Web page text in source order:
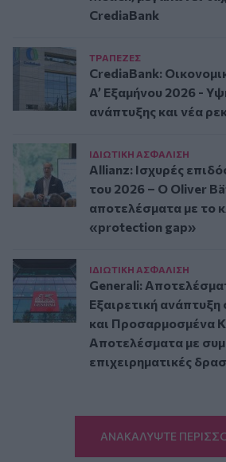
CrediaBank
ΤΡAΠΕΖΕΣ
CrediaBank:
A’ Εξαμήνου 2026 -
ανάπτυξης και νέα
ΙΔΙΩΤΙΚΗ ΑΣΦAΛΙΣΗ
Allianz: Ισχυρές
του 2026 – Ο Oliver
αποτελέσματα με το
«protection gap»
ΙΔΙΩΤΙΚΗ ΑΣΦAΛΙΣΗ
Generali:
Εξαιρετική
και Προσαρμοσμένα
Αποτελέσματα με
επιχειρηματικές
ΑΝΑΚΑΛΥΨΤΕ